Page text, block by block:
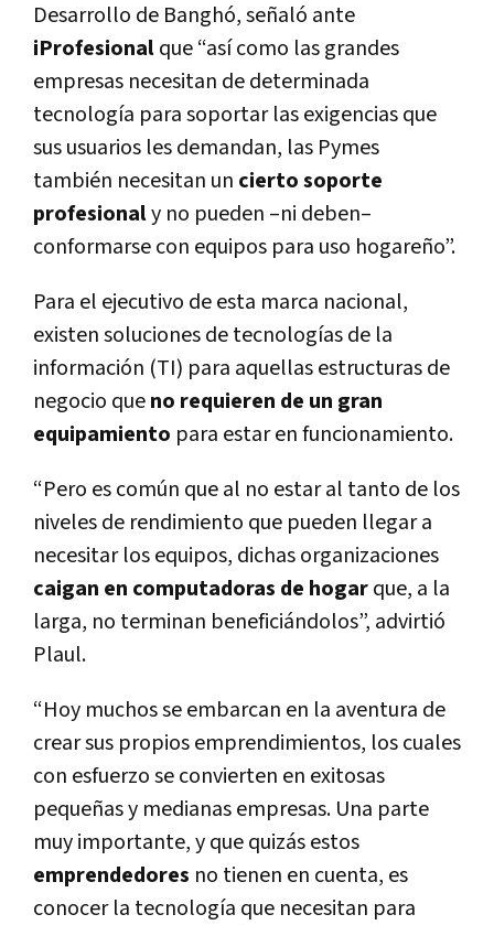
Desarrollo de Banghó, señaló ante
iProfesionalque “así como las grandes
empresas necesitan de determinada
tecnología para soportar las exigencias que
sus usuarios les demandan, las Pymes
también necesitan un cierto soporte
profesionaly no pueden –ni deben–
conformarse con equipos para uso hogareño”.
Para el ejecutivo de esta marca nacional,
existen soluciones de tecnologías de la
información (TI) para aquellas estructuras de
negocio queno requieren de un gran
equipamiento para estar en funcionamiento.
“Pero es común que al no estar al tanto de los
niveles de rendimiento que pueden llegar a
necesitar los equipos, dichas organizaciones
caigan en computadoras de hogarque, a la
larga, no terminan beneficiándolos”, advirtió
Plaul.
“Hoy muchos se embarcan en la aventura de
crear sus propios emprendimientos, los cuales
con esfuerzo se convierten en exitosas
pequeñas y medianas empresas. Una parte
muy importante, y que quizás estos
emprendedores no tienen en cuenta, es
conocer la tecnología que necesitan para